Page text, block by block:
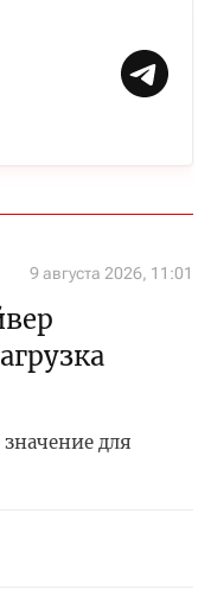
9 августа 2026, 11:01
значение для